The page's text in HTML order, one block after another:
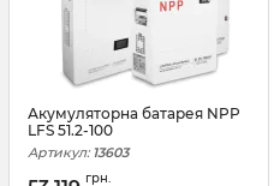
Акумуляторна батарея NPP
LFS 51.2-100
Артикул: 13603
грн.